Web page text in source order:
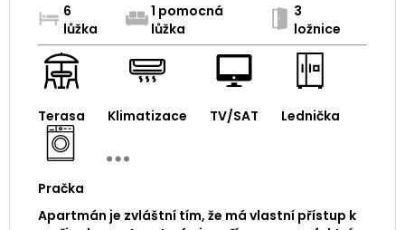
6
lůžka
1 pomocná
lůžka
3
ložnice
Terasa Klimatizace TV/SAT Lednička
Pračka
Apartmán je zvláštní tím, že má vlastní přístup k